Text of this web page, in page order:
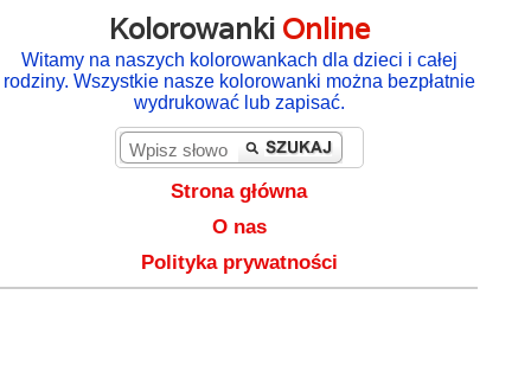
Kolorowanki Online
Witamy na naszych kolorowankach dla dzieci i całej
rodziny. Wszystkie nasze kolorowanki można bezpłatnie
wydrukować lub zapisać.
Strona główna
O nas
Polityka prywatności